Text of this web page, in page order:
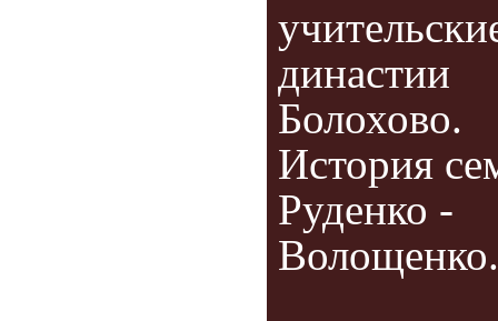
династии
Болохово.
История
Руденко -
Волощенко.